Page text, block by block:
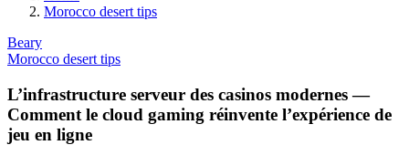
Morocco desert tips
Beary
Morocco desert tips
L’infrastructure serveur des casinos modernes —
Comment le cloud gaming réinvente l’expérience de
jeu en ligne